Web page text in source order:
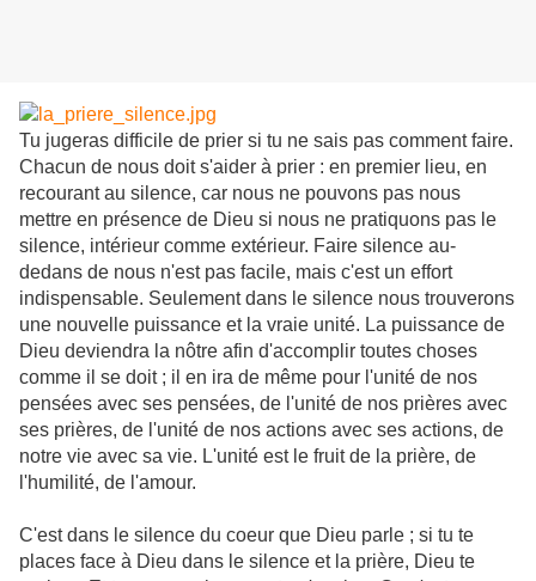
Tu jugeras difficile de prier si tu ne sais pas comment faire.
Chacun de nous doit s'aider à prier : en premier lieu, en
recourant au silence, car nous ne pouvons pas nous
mettre en présence de Dieu si nous ne pratiquons pas le
silence, intérieur comme extérieur. Faire silence au-
dedans de nous n'est pas facile, mais c'est un effort
indispensable. Seulement dans le silence nous trouverons
une nouvelle puissance et la vraie unité. La puissance de
Dieu deviendra la nôtre afin d'accomplir toutes choses
comme il se doit ; il en ira de même pour l'unité de nos
pensées avec ses pensées, de l'unité de nos prières avec
ses prières, de l'unité de nos actions avec ses actions, de
notre vie avec sa vie. L'unité est le fruit de la prière, de
l'humilité, de l'amour.
C'est dans le silence du coeur que Dieu parle ; si tu te
places face à Dieu dans le silence et la prière, Dieu te